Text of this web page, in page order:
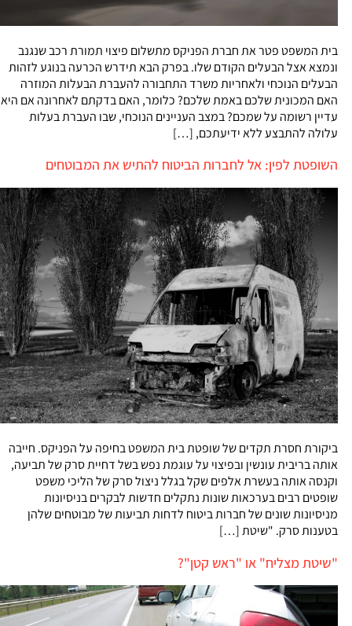
בית המשפט פטר את חברת הפניקס מתשלום פיצוי תמורת רכב שנגנב
ונמצא אצל הבעלים הקודם שלו. בפרק הבא תידרש הכרעה בנוגע לזהות
הבעלים הנוכחי ולאחריות משרד התחבורה להעברת הבעלות המוזרה
האם המכונית שלכם באמת שלכם? כלומר, האם בדקתם לאחרונה אם היא
עדיין רשומה על שמכם? במצב העניינים הנוכחי, שבו העברת בעלות
עלולה להתבצע ללא ידיעתכם, […]
השופטת לפין: אל לחברות הביטוח להתיש את המבוטחים
ביקורת חסרת תקדים של שופטת בית המשפט בחיפה על הפניקס. חייבה
אותה בריבית עונשין ובפיצוי על עוגמת נפש בשל דחיית סרק של תביעה,
וקנסה אותה בעשרת אלפים שקל בגלל ניצול סרק של הליכי משפט
שופטים רבים בערכאות שונות נתקלים חדשות לבקרים בניסיונות
מניסיונות שונים של חברות ביטוח לדחות תביעות של מבוטחים שלהן
בטענות סרק. "שיטת […]
"שיטת מצליח" או "ראש קטן"?